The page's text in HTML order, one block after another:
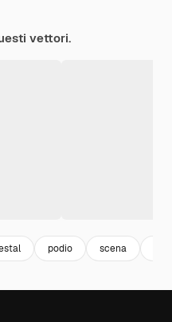
vettori.
podio scena